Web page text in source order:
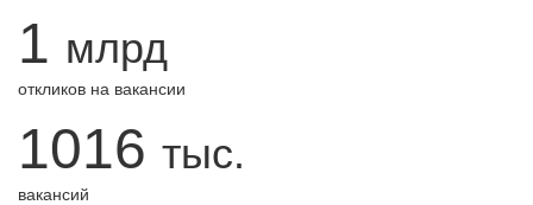
1 млрд
откликов на вакансии
1016 тыс.
вакансий